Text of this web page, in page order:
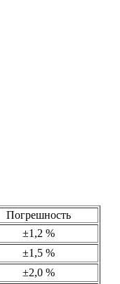
Погрешность
±1,2 %
±1,5 %
±2,0 %